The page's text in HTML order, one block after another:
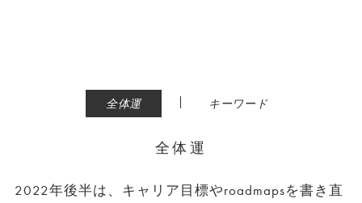
全体運 | キーワード
全体運
2022年後半は、キャリア目標やroadmapsを書き直